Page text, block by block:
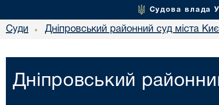
Судова влада
Суди • Дніпровський районний суд міста
Дніпровський